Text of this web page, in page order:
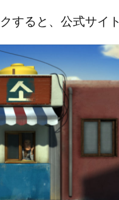
ると、公式サイ